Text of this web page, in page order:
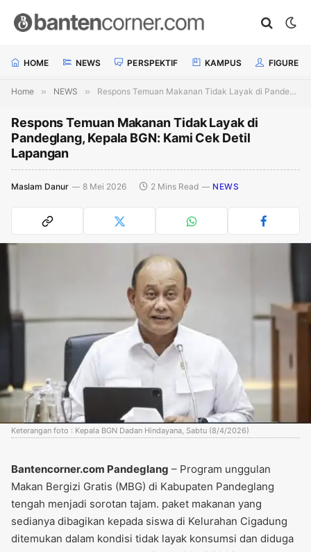
HOME NEWS PERSPEKTIF KAMPUS FIGURE
Home » NEWS » Respons Temuan Makanan Tidak Layak di Pandeglang, Kepala BGN: Kami Cek Detil Lapangan
Respons Temuan Makanan Tidak Layak di
Pandeglang, Kepala BGN: Kami Cek Detil
Lapangan
Maslam Danur 8 Mei 2026 2 Mins Read NEWS
Keterangan foto : Kepala BGN Dadan Hindayana, Sabtu (8/4/2026)
Bantencorner.com Pandeglang – Program unggulan
Makan Bergizi Gratis (MBG) di Kabupaten Pandeglang
tengah menjadi sorotan tajam. paket makanan yang
sedianya dibagikan kepada siswa di Kelurahan Cigadung
ditemukan dalam kondisi tidak layak konsumsi dan diduga